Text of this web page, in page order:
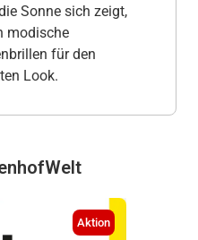
Sonne sich zeigt,
modische
für den
Look.
Aktion